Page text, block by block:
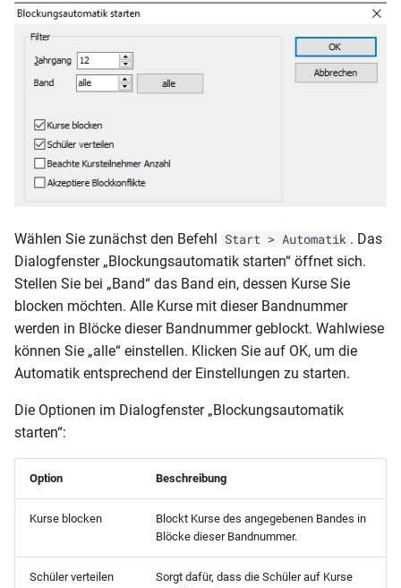
Wählen Sie zunächst den Befehl Start > Automatik . Das
Dialogfenster „Blockungsautomatik starten“ öffnet sich.
Stellen Sie bei „Band“ das Band ein, dessen Kurse Sie
blocken möchten. Alle Kurse mit dieser Bandnummer
werden in Blöcke dieser Bandnummer geblockt. Wahlwiese
können Sie „alle“ einstellen. Klicken Sie auf OK, um die
Automatik entsprechend der Einstellungen zu starten.
Die Optionen im Dialogfenster „Blockungsautomatik
starten“:
Option Beschreibung
Kurse blocken
Blockt Kurse des angegebenen Bandes in
Blöcke dieser Bandnummer.
Schüler verteilen
Sorgt dafür, dass die Schüler auf Kurse